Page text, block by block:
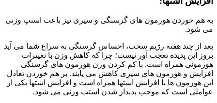
به هم خوردن هورمون های گرسنگی و سیری نیز باعث استپ وزنی
می شود.
بعد از چند هفته رژیم سخت، احساس گرسنگی به سراغ شما می آید
بروز این پدیده تعجب آور نیست؛ چرا که کاهش وزن با تغییرات
هورمونی همراه است. با کم کردن وزن هورمون های گرسنگی
افزایش و هورمون های سیری کاهش می یابند. بر هم خوردن تعادل
این هورمون ها با افزایش اشتها همراه است و افزایش اشتها یکی از
عواملی است که موجب پدیدار شدن استپ وزنی می شود.